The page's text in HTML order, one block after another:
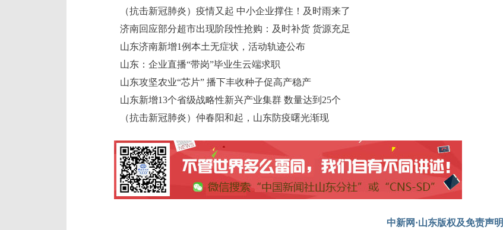
（抗击新冠肺炎）疫情又起 中小企业撑住！及时雨来了
济南回应部分超市出现阶段性抢购：及时补货 货源充足
山东济南新增1例本土无症状，活动轨迹公布
山东：企业直播“带岗”毕业生云端求职
山东攻坚农业“芯片” 播下丰收种子促高产稳产
山东新增13个省级战略性新兴产业集群 数量达到25个
（抗击新冠肺炎）仲春阳和起，山东防疫曙光渐现
中新网·山东版权及免责声明